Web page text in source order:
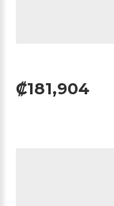
₡181,904